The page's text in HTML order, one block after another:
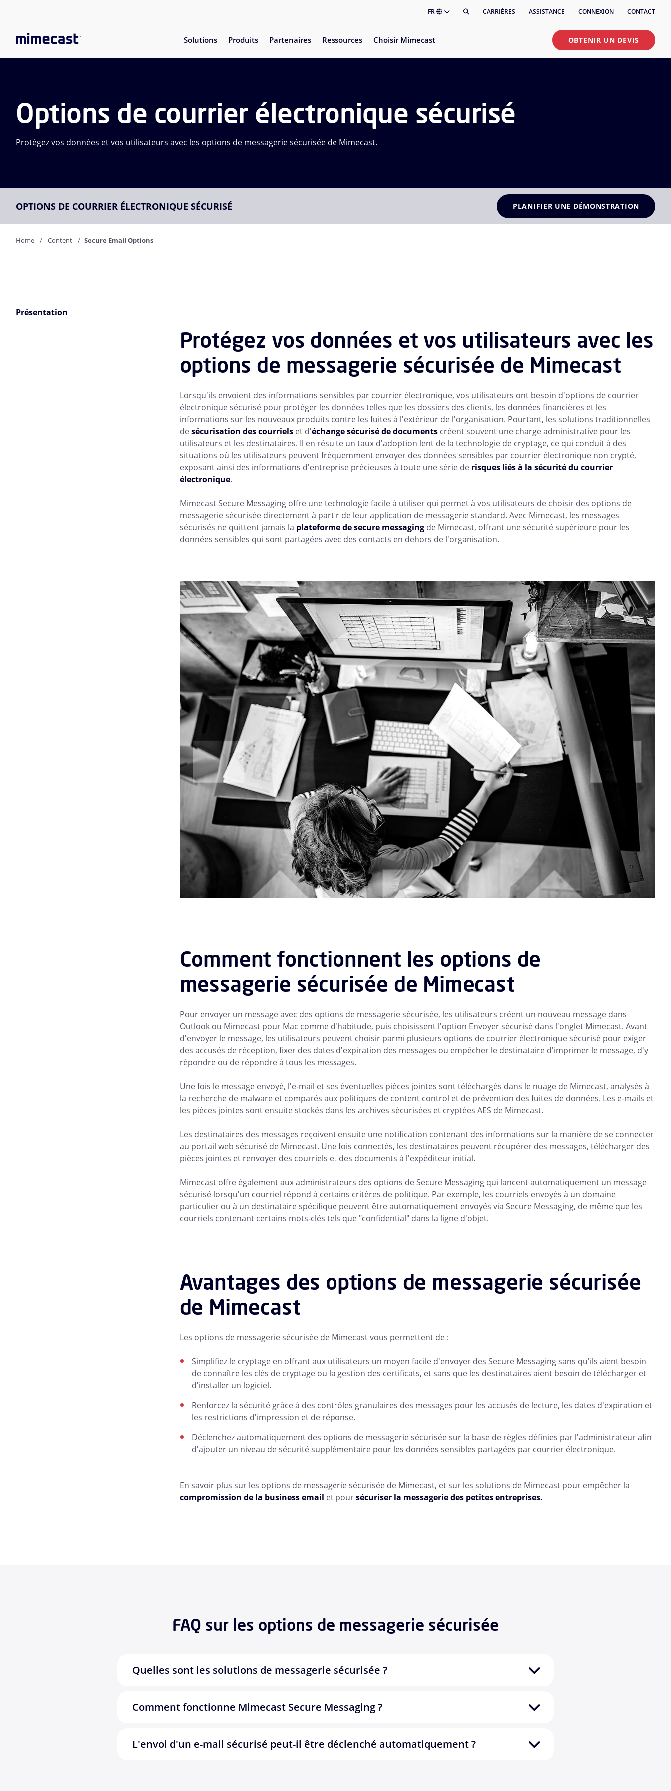
FR CARRIÈRES ASSISTANCE CONNEXION CONTACT
Solutions Produits Partenaires Ressources Choisir Mimecast OBTENIR UN DEVIS
Options de courrier électronique sécurisé
Protégez vos données et vos utilisateurs avec les options de messagerie sécurisée de Mimecast.
OPTIONS DE COURRIER ÉLECTRONIQUE SÉCURISÉ PLANIFIER UNE DÉMONSTRATION
Home Content Secure Email Options
Présentation
Protégez vos données et vos utilisateurs avec les
options de messagerie sécurisée de Mimecast
Lorsqu'ils envoient des informations sensibles par courrier électronique, vos utilisateurs ont besoin d'options de courrier
électronique sécurisé pour protéger les données telles que les dossiers des clients, les données financières et les
informations sur les nouveaux produits contre les fuites à l'extérieur de l'organisation. Pourtant, les solutions traditionnelles
desécurisation des courrielset d'échange sécurisé de documentscréent souvent une charge administrative pour les
utilisateurs et les destinataires. Il en résulte un taux d'adoption lent de la technologie de cryptage, ce qui conduit à des
situations où les utilisateurs peuvent fréquemment envoyer des données sensibles par courrier électronique non crypté,
exposant ainsi des informations d'entreprise précieuses à toute une série de risques liés à la sécurité du courrier
électronique.
Mimecast Secure Messaging offre une technologie facile à utiliser qui permet à vos utilisateurs de choisir des options de
messagerie sécurisée directement à partir de leur application de messagerie standard. Avec Mimecast, les messages
sécurisés ne quittent jamais la plateforme de secure messagingde Mimecast, offrant une sécurité supérieure pour les
données sensibles qui sont partagées avec des contacts en dehors de l'organisation.
Comment fonctionnent les options de
messagerie sécurisée de Mimecast
Pour envoyer un message avec des options de messagerie sécurisée, les utilisateurs créent un nouveau message dans
Outlook ou Mimecast pour Mac comme d'habitude, puis choisissent l'option Envoyer sécurisé dans l'onglet Mimecast. Avant
d'envoyer le message, les utilisateurs peuvent choisir parmi plusieurs options de courrier électronique sécurisé pour exiger
des accusés de réception, fixer des dates d'expiration des messages ou empêcher le destinataire d'imprimer le message, d'y
répondre ou de répondre à tous les messages.
Une fois le message envoyé, l'e-mail et ses éventuelles pièces jointes sont téléchargés dans le nuage de Mimecast, analysés à
la recherche de malware et comparés aux politiques de content control et de prévention des fuites de données. Les e-mails et
les pièces jointes sont ensuite stockés dans les archives sécurisées et cryptées AES de Mimecast.
Les destinataires des messages reçoivent ensuite une notification contenant des informations sur la manière de se connecter
au portail web sécurisé de Mimecast. Une fois connectés, les destinataires peuvent récupérer des messages, télécharger des
pièces jointes et renvoyer des courriels et des documents à l'expéditeur initial.
Mimecast offre également aux administrateurs des options de Secure Messaging qui lancent automatiquement un message
sécurisé lorsqu'un courriel répond à certains critères de politique. Par exemple, les courriels envoyés à un domaine
particulier ou à un destinataire spécifique peuvent être automatiquement envoyés via Secure Messaging, de même que les
courriels contenant certains mots-clés tels que "confidential" dans la ligne d'objet.
Avantages des options de messagerie sécurisée
de Mimecast
Les options de messagerie sécurisée de Mimecast vous permettent de :
Simplifiez le cryptage en offrant aux utilisateurs un moyen facile d'envoyer des Secure Messaging sans qu'ils aient besoin
de connaître les clés de cryptage ou la gestion des certificats, et sans que les destinataires aient besoin de télécharger et
d'installer un logiciel.
Renforcez la sécurité grâce à des contrôles granulaires des messages pour les accusés de lecture, les dates d'expiration et
les restrictions d'impression et de réponse.
Déclenchez automatiquement des options de messagerie sécurisée sur la base de règles définies par l'administrateur afin
d'ajouter un niveau de sécurité supplémentaire pour les données sensibles partagées par courrier électronique.
En savoir plus sur les options de messagerie sécurisée de Mimecast, et sur les solutions de Mimecast pour empêcher la
compromission de la business email et poursécuriser la messagerie des petites entreprises.
FAQ sur les options de messagerie sécurisée
Quelles sont les solutions de messagerie sécurisée ?
Comment fonctionne Mimecast Secure Messaging ?
L'envoi d'un e-mail sécurisé peut-il être déclenché automatiquement ?